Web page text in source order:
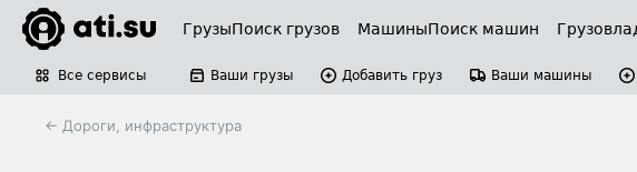
ГрузыПоиск грузов МашиныПоиск машин
Все сервисы Ваши грузы Добавить груз Ваши машины
← Дороги, инфраструктура